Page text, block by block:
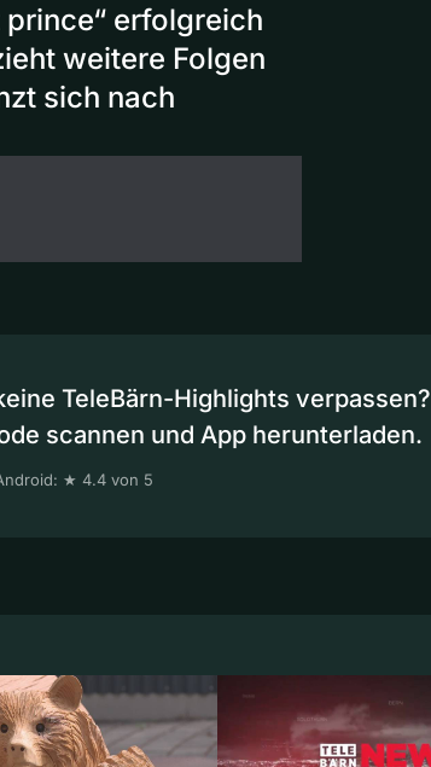
erfolgreich
weitere Folgen
sich nach
TeleBärn-Highlights verpassen?
scannen und App herunterladen.
★ 4.4 von 5